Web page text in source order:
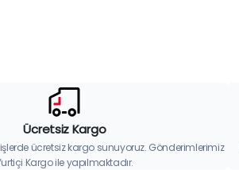
Ücretsiz Kargo
ücretsiz kargo sunuyoruz. Gönderimlerimiz
Kargo ile yapılmaktadır.